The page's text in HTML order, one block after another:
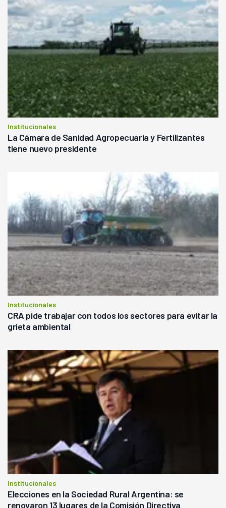
Institucionales
La Cámara de Sanidad Agropecuaria y Fertilizantes
tiene nuevo presidente
Institucionales
CRA pide trabajar con todos los sectores para evitar la
grieta ambiental
Institucionales
Elecciones en la Sociedad Rural Argentina: se
renovaron 13 lugares de la Comisión Directiva